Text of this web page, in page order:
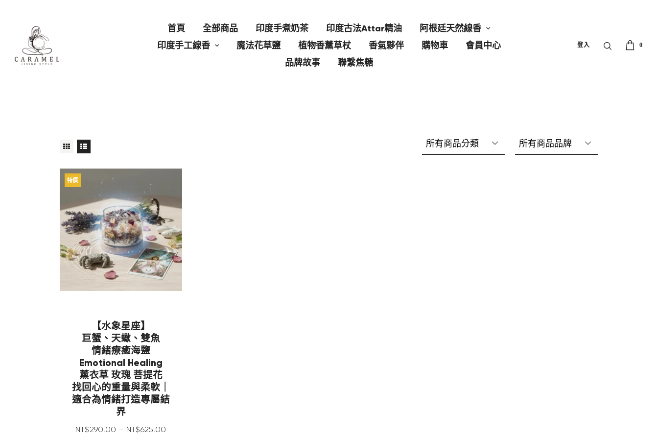
首頁 全部商品 印度手煮奶茶 印度古法Attar精油
阿根廷天然線香
印度手工線香
魔法花草鹽 植物香薰草杖 香氣夥伴 購物車
會員中心
品牌故事
聯繫焦糖
登入 0
所有商品品牌
所有商品分類
特價
【水象星座】
巨蟹、天蠍、雙魚
情緒療癒海鹽
Emotional Healing
薰衣草 玫瑰 菩提花
找回心的重量與柔軟｜
適合為情緒打造專屬結
界
NT$290 00 – NT$625 00